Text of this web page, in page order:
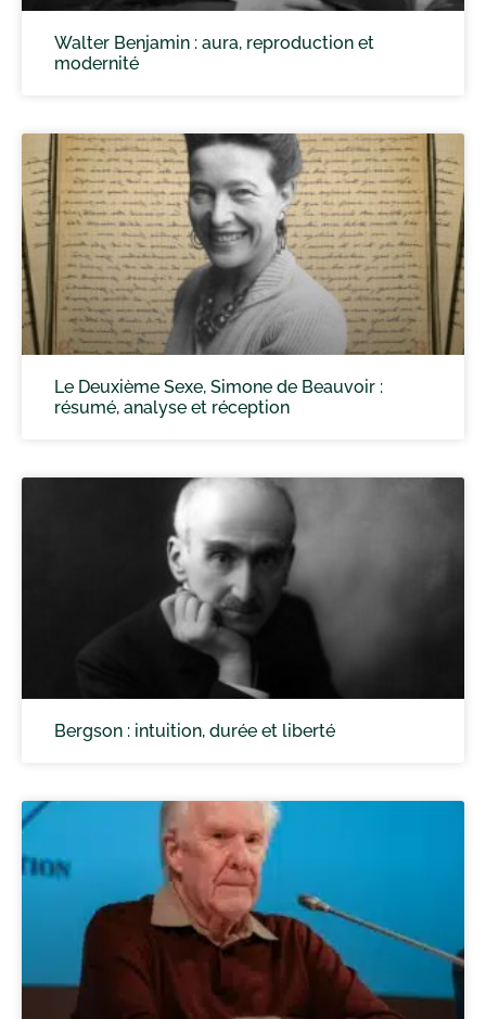
Walter Benjamin : aura, reproduction et
modernité
Le Deuxième Sexe, Simone de Beauvoir :
résumé, analyse et réception
Bergson : intuition, durée et liberté